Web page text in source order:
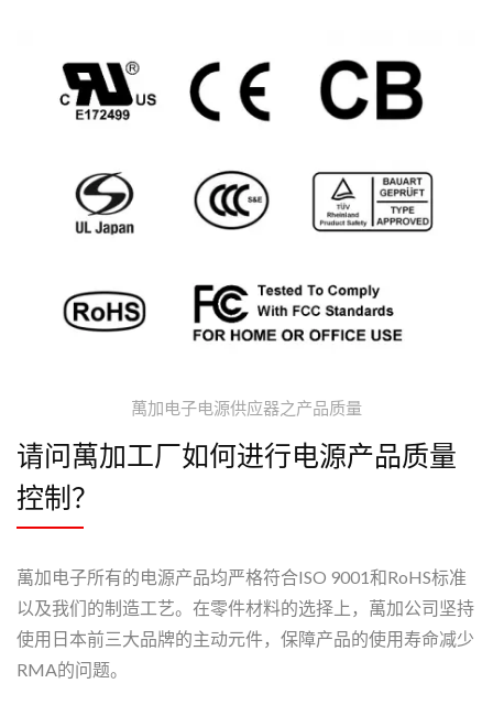
萬加电子电源供应器之产品质量
请问萬加工厂如何进行电源产品质量
控制？
萬加电子所有的电源产品均严格符合ISO 9001和RoHS标准
以及我们的制造工艺。在零件材料的选择上，萬加公司坚持
使用日本前三大品牌的主动元件，保障产品的使用寿命减少
RMA的问题。